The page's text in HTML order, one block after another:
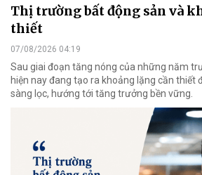
Thị trường bất động sản và
thiết
07/08/2026 04:19
Sau giai đoạn tăng nóng của những năm
hiện nay đang tạo ra khoảng lặng cần thiết
sàng lọc, hướng tới tăng trưởng bền vững.